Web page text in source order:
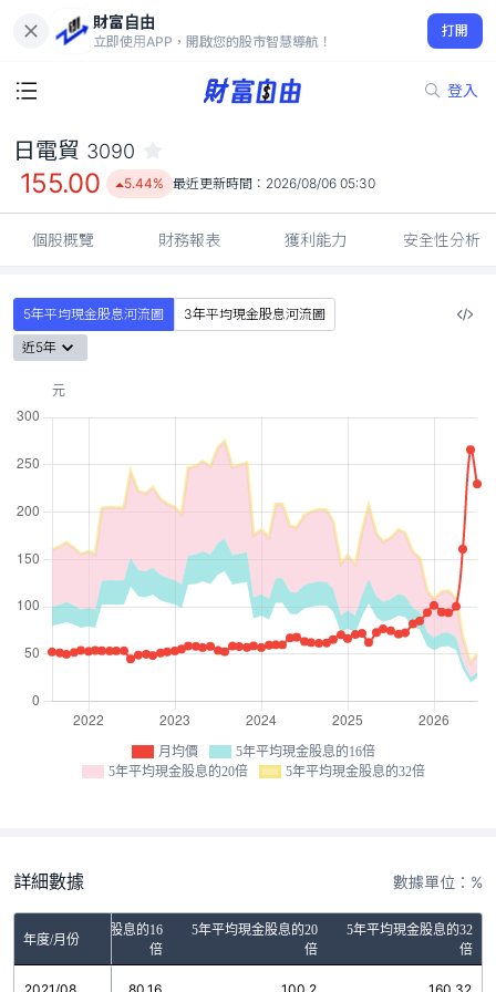
財富自由
立即使用APP，開啟您的股市智慧導航！
打開
登入
155.00
5.44%
日電貿 3090
155.00 5.44% 最近更新時間： 2026/08/06 05:30
個股概覽 財務報表 獲利能力 安全性分析
5年平均現金股息河流圖
3年平均現金股息河流圖
近5年
月均價
5年平均現金股息的16倍
5年平均現金股息的20倍
5年平均現金股息的32倍
詳細數據 數據單位：%
年度/月份
5年平均現金股息的16
倍
5年平均現金股息的20
倍
5年平均現金股息的32
倍